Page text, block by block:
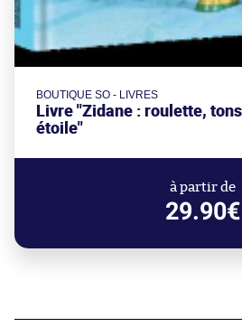
BOUTIQUE SO - LIVRES
Livre "Zidane : roulette,
étoile"
à partir de
29.90€